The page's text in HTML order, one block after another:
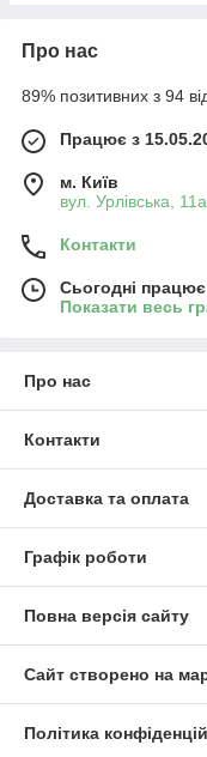
Про нас
89% позитивних з 94
Працює з
м. Київ
вул. Урлівська,
Контакти
Сьогодні
Показати весь
Про нас
Контакти
Доставка та оплата
Графік роботи
Повна версія сайту
Сайт створено на
Політика